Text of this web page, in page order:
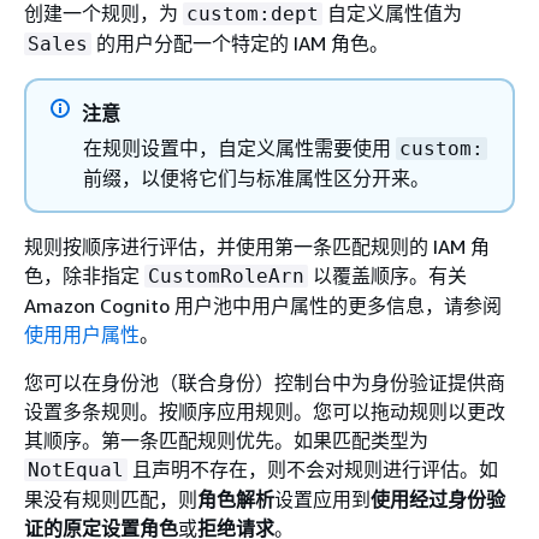
创建一个规则，为 custom:dept 自定义属性值为
Sales 的用户分配一个特定的 IAM 角色。
注意
在规则设置中，自定义属性需要使用 custom:
前缀，以便将它们与标准属性区分开来。
规则按顺序进行评估，并使用第一条匹配规则的 IAM 角
色，除非指定 CustomRoleArn 以覆盖顺序。有关
Amazon Cognito 用户池中用户属性的更多信息，请参阅
使用用户属性。
您可以在身份池（联合身份）控制台中为身份验证提供商
设置多条规则。按顺序应用规则。您可以拖动规则以更改
其顺序。第一条匹配规则优先。如果匹配类型为
NotEqual 且声明不存在，则不会对规则进行评估。如
果没有规则匹配，则 角色解析设置应用到 使用经过身份验
证的原定设置角色或拒绝请求。